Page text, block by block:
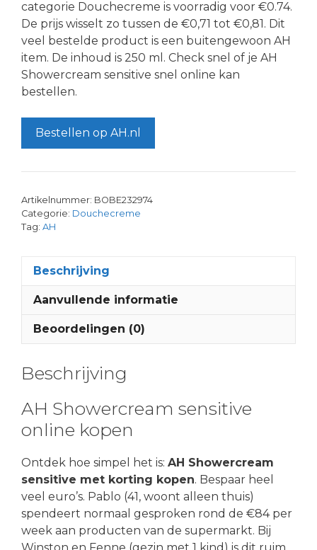
categorie Douchecreme is voorradig voor €0.74.
De prijs wisselt zo tussen de €0,71 tot €0,81. Dit
veel bestelde product is een buitengewoon AH
item. De inhoud is 250 ml. Check snel of je AH
Showercream sensitive snel online kan
bestellen.
Bestellen op AH.nl
Artikelnummer: BOBE232974
Categorie: Douchecreme
Tag: AH
Beschrijving
Aanvullende informatie
Beoordelingen (0)
Beschrijving
AH Showercream sensitive
online kopen
Ontdek hoe simpel het is: AH Showercream
sensitive met korting kopen. Bespaar heel
veel euro’s. Pablo (41, woont alleen thuis)
spendeert normaal gesproken rond de €84 per
week aan producten van de supermarkt. Bij
Winston en Fenne (gezin met 1 kind) is dit ruim